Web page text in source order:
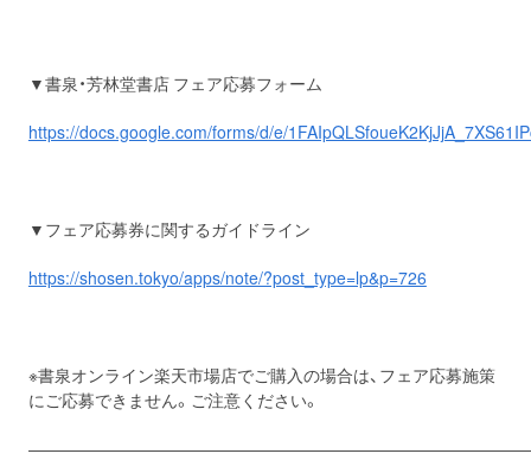
▼書泉・芳林堂書店 フェア応募フォーム
https://docs.google.com/forms/d/e/
▼フェア応募券に関するガイドライン
https://shosen.tokyo/apps/note/?post_type=lp&p=726
※書泉オンライン楽天市場店でご購入の場合は、フェア応募施策
にご応募できません。ご注意ください。